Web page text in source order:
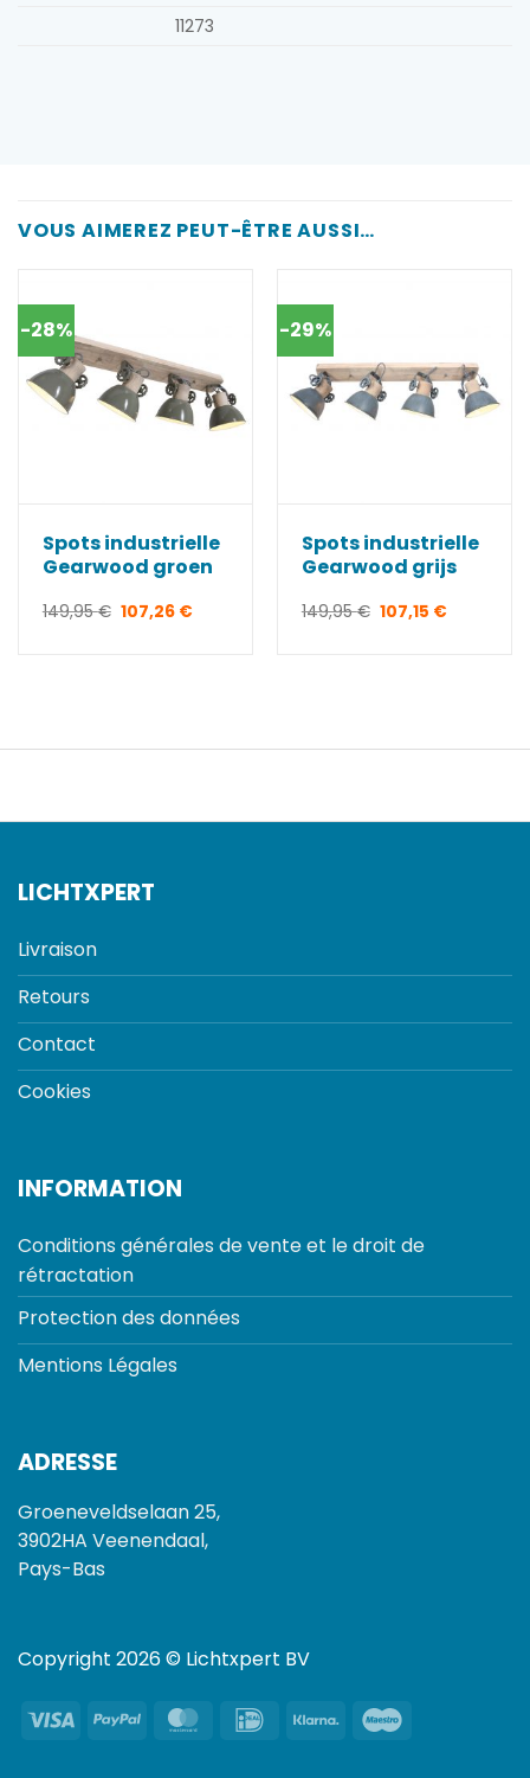
11273
VOUS AIMEREZ PEUT-ÊTRE AUSSI…
-28%
Spots industrielle
Gearwood groen
149,95€ Le
149,95 €.
107,26 €Le
107,26 €.
-29%
Spots industrielle
Gearwood grijs
149,95€ Le
149,95 €.
107,15 €Le
107,15 €.
LICHTXPERT
Livraison
Retours
Contact
Cookies
INFORMATION
Conditions générales de vente et le droit de
rétractation
Protection des données
Mentions Légales
ADRESSE
Groeneveldselaan 25,
3902HA Veenendaal,
Pays-Bas
Copyright 2026 © Lichtxpert BV
Visa PayPal MasterCard
IDeal Klarna